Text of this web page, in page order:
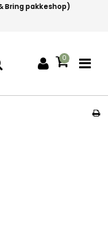
Bring pakkeshop)
0